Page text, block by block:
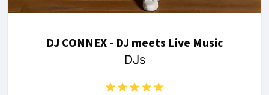
DJ CONNEX - DJ meets Live Music
DJs